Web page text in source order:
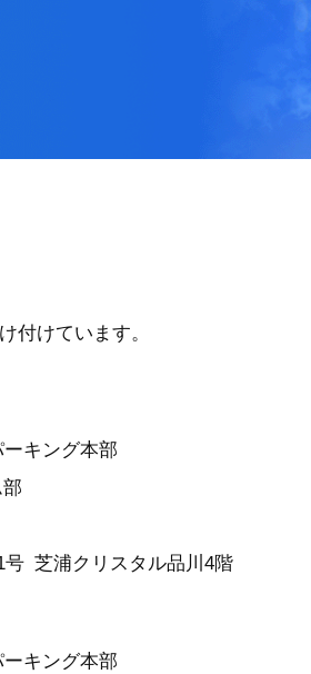
付けています。
ーキング本部
芝浦クリスタル品川4階
ーキング本部